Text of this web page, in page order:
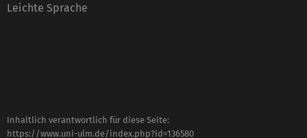
Leichte Sprache
Inhaltlich verantwortlich für diese Seite:
https://www.uni-ulm.de/index.php?id=136580